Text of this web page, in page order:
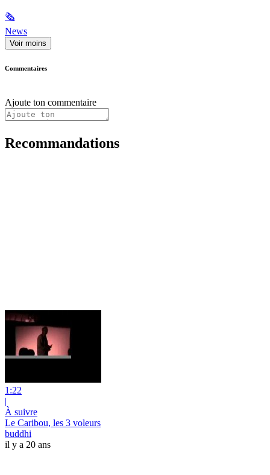
🗞
News
Voir moins
Commentaires
Ajoute ton commentaire
Recommandations
1:22
|
À suivre
Le Caribou, les 3 voleurs
buddhi
il y a 20 ans